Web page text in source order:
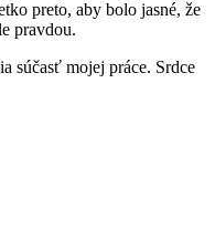
preto, aby bolo jasné, že
pravdou.
súčasť mojej práce. Srdce